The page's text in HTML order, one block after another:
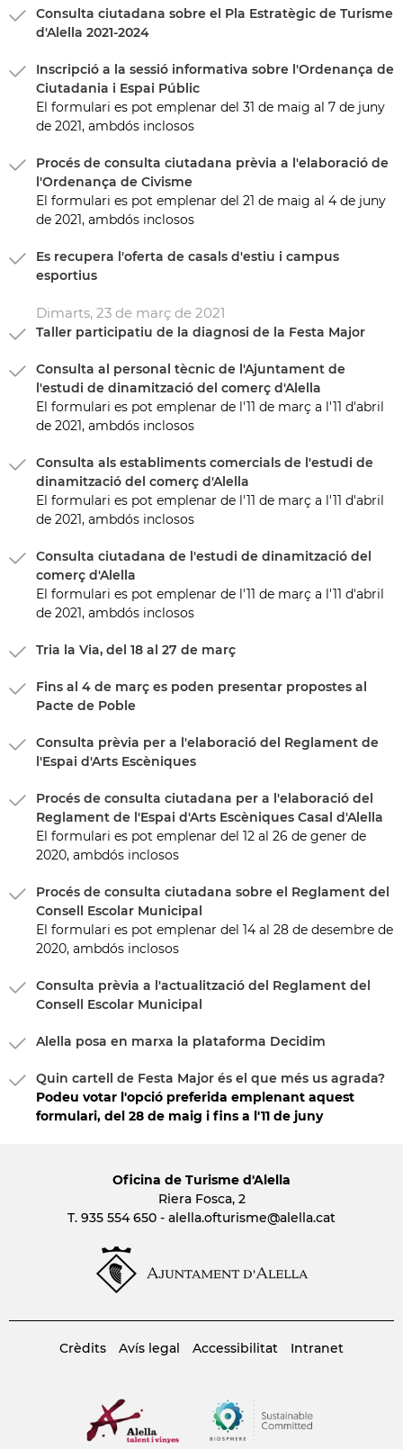
Consulta ciutadana sobre el Pla Estratègic de Turisme
d'Alella 2021-2024
Inscripció a la sessió informativa sobre l'Ordenança de
Ciutadania i Espai Públic
El formulari es pot emplenar del 31 de maig al 7 de juny
de 2021, ambdós inclosos
Procés de consulta ciutadana prèvia a l'elaboració de
l'Ordenança de Civisme
El formulari es pot emplenar del 21 de maig al 4 de juny
de 2021, ambdós inclosos
Es recupera l'oferta de casals d'estiu i campus
esportius
Dimarts, 23 de març de 2021
Taller participatiu de la diagnosi de la Festa Major
Consulta al personal tècnic de l'Ajuntament de
l'estudi de dinamització del comerç d'Alella
El formulari es pot emplenar de l'11 de març a l'11 d'abril
de 2021, ambdós inclosos
Consulta als establiments comercials de l'estudi de
dinamització del comerç d'Alella
El formulari es pot emplenar de l'11 de març a l'11 d'abril
de 2021, ambdós inclosos
Consulta ciutadana de l'estudi de dinamització del
comerç d'Alella
El formulari es pot emplenar de l'11 de març a l'11 d'abril
de 2021, ambdós inclosos
Tria la Via, del 18 al 27 de març
Fins al 4 de març es poden presentar propostes al
Pacte de Poble
Consulta prèvia per a l'elaboració del Reglament de
l'Espai d'Arts Escèniques
Procés de consulta ciutadana per a l'elaboració del
Reglament de l'Espai d'Arts Escèniques Casal d'Alella
El formulari es pot emplenar del 12 al 26 de gener de
2020, ambdós inclosos
Procés de consulta ciutadana sobre el Reglament del
Consell Escolar Municipal
El formulari es pot emplenar del 14 al 28 de desembre de
2020, ambdós inclosos
Consulta prèvia a l'actualització del Reglament del
Consell Escolar Municipal
Alella posa en marxa la plataforma Decidim
Quin cartell de Festa Major és el que més us agrada?
Podeu votar l'opció preferida emplenant aquest
formulari, del 28 de maig i fins a l'11 de juny
Oficina de Turisme d'Alella
Riera Fosca, 2
T. 935 554 650 - alella.ofturisme@alella.cat
Crèdits Avís legal Accessibilitat Intranet